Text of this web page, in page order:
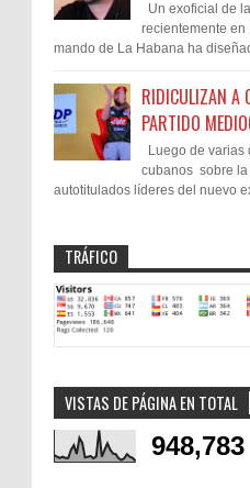
Un exoficial de
recientemente
mando de La Habana ha
RIDICULIZAN A
PARTIDO
Luego de varias
cubanos sobre la
autotitulados líderes del nuevo
TRÁFICO
VISTAS DE PÁGINA EN TOTAL
948,783